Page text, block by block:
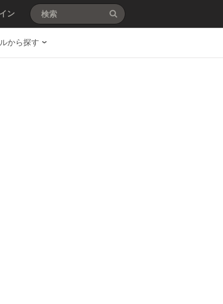
ン
から探す